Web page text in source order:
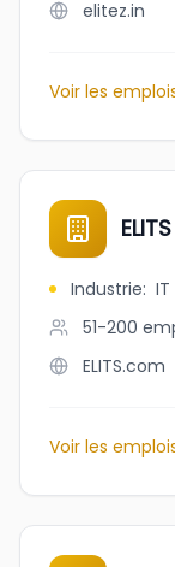
elitez.in
Voir les
ELITS
Industrie:
51-200
ELITS.com
Voir les